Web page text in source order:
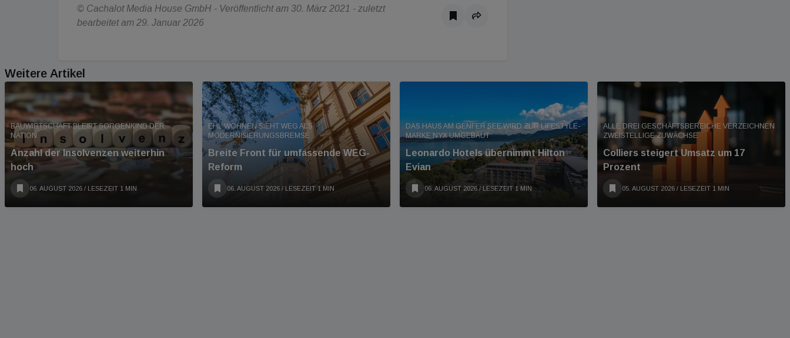
© Cachalot Media House GmbH - Veröffentlicht am 30. März 2021 - zuletzt
bearbeitet am 29. Januar 2026
Weitere Artikel
BAUWIRTSCHAFT BLEIBT SORGENKIND DER
NATION
Anzahl der Insolvenzen weiterhin
hoch
06. AUGUST 2026 / LESEZEIT 1 MIN
EHL WOHNEN SIEHT WEG ALS
MODERNISIERUNGSBREMSE
Breite Front für umfassende WEG-
Reform
06. AUGUST 2026 / LESEZEIT 1 MIN
DAS HAUS AM GENFER SEE WIRD ZUR LIFESTYLE-
MARKE NYX UMGEBAUT
Leonardo Hotels übernimmt Hilton
Evian
06. AUGUST 2026 / LESEZEIT 1 MIN
ALLE DREI GESCHÄFTSBEREICHE VERZEICHNEN
ZWEISTELLIGE ZUWÄCHSE
Colliers steigert Umsatz um 17
Prozent
05. AUGUST 2026 / LESEZEIT 1 MIN